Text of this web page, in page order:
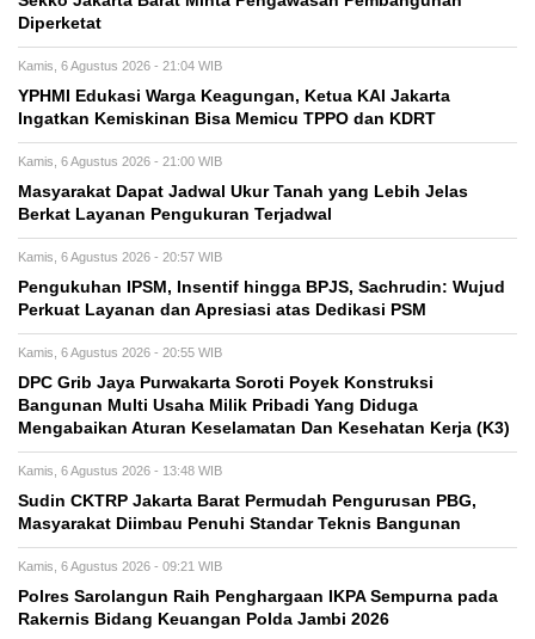
Diperketat
Kamis, 6 Agustus 2026 - 21:04 WIB
YPHMI Edukasi Warga Keagungan, Ketua KAI Jakarta
Ingatkan Kemiskinan Bisa Memicu TPPO dan KDRT
Kamis, 6 Agustus 2026 - 21:00 WIB
Masyarakat Dapat Jadwal Ukur Tanah yang Lebih Jelas
Berkat Layanan Pengukuran Terjadwal
Kamis, 6 Agustus 2026 - 20:57 WIB
Pengukuhan IPSM, Insentif hingga BPJS, Sachrudin: Wujud
Perkuat Layanan dan Apresiasi atas Dedikasi PSM
Kamis, 6 Agustus 2026 - 20:55 WIB
DPC Grib Jaya Purwakarta Soroti Poyek Konstruksi
Bangunan Multi Usaha Milik Pribadi Yang Diduga
Mengabaikan Aturan Keselamatan Dan Kesehatan Kerja (K3)
Kamis, 6 Agustus 2026 - 13:48 WIB
Sudin CKTRP Jakarta Barat Permudah Pengurusan PBG,
Masyarakat Diimbau Penuhi Standar Teknis Bangunan
Kamis, 6 Agustus 2026 - 09:21 WIB
Polres Sarolangun Raih Penghargaan IKPA Sempurna pada
Rakernis Bidang Keuangan Polda Jambi 2026